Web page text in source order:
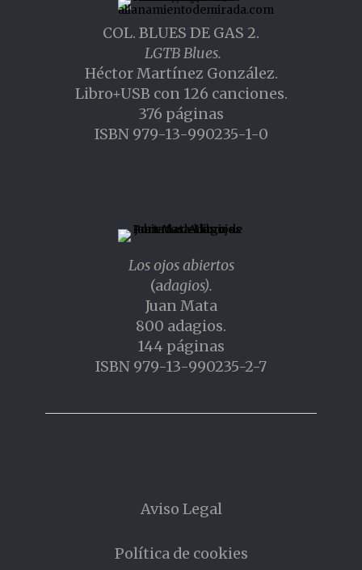
COL. BLUES DE GAS 2.
LGTB Blues.
Héctor Martínez González.
Libro+USB con 126 canciones.
376 páginas
ISBN 979-13-990235-1-0
Los ojos abiertos
(adagios).
Juan Mata
800 adagios.
144 páginas
ISBN 979-13-990235-2-7
Aviso Legal
Política de cookies